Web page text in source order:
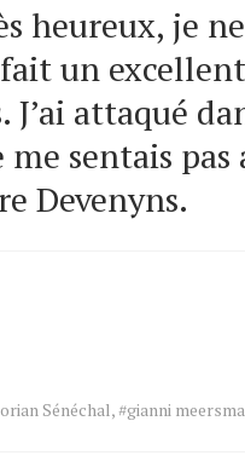
heureux, je
fait un
J’ai attaqué
sentais
Devenyns.
Sénéchal,#gianni